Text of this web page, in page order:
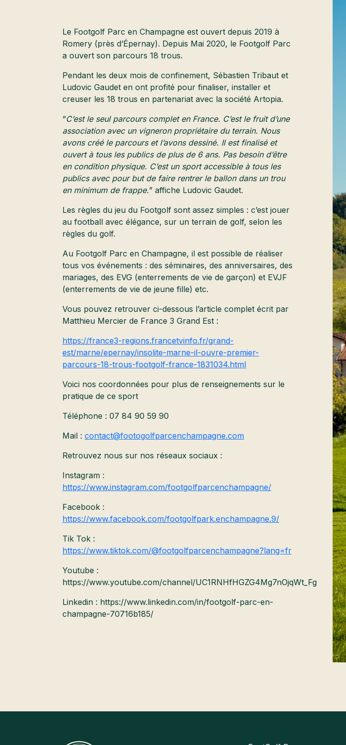
Le Footgolf Parc en Champagne est ouvert depuis 2019 à
Romery (près d’Épernay). Depuis Mai 2020, le Footgolf Parc
a ouvert son parcours 18 trous.
Pendant les deux mois de confinement, Sébastien Tribaut et
Ludovic Gaudet en ont profité pour finaliser, installer et
creuser les 18 trous en partenariat avec la société Artopia.
“C’est le seul parcours complet en France. C’est le fruit d’une
association avec un vigneron propriétaire du terrain. Nous
avons créé le parcours et l’avons dessiné. Il est finalisé et
ouvert à tous les publics de plus de 6 ans. Pas besoin d’être
en condition physique. C’est un sport accessible à tous les
publics avec pour but de faire rentrer le ballon dans un trou
en minimum de frappe.” affiche Ludovic Gaudet.
Les règles du jeu du Footgolf sont assez simples : c’est jouer
au football avec élégance, sur un terrain de golf, selon les
règles du golf.
Au Footgolf Parc en Champagne, il est possible de réaliser
tous vos événements : des séminaires, des anniversaires, des
mariages, des EVG (enterrements de vie de garçon) et EVJF
(enterrements de vie de jeune fille) etc.
Vous pouvez retrouver ci-dessous l’article complet écrit par
Matthieu Mercier de France 3 Grand Est :
https://france3-regions.francetvinfo.fr/grand-
est/marne/epernay/insolite-marne-il-ouvre-premier-
parcours-18-trous-footgolf-france-1831034.html
Voici nos coordonnées pour plus de renseignements sur le
pratique de ce sport
Téléphone : 07 84 90 59 90
Mail : contact@footogolfparcenchampagne.com
Retrouvez nous sur nos réseaux sociaux :
Instagram :
https://www.instagram.com/footgolfparcenchampagne/
Facebook :
https://www.facebook.com/footgolfpark.enchampagne.9/
Tik Tok :
https://www.tiktok.com/@footgolfparcenchampagne?lang=fr
Youtube :
https://www.youtube.com/channel/UC1RNHfHGZG4Mg7nOjqWt_Fg
Linkedin : https://www.linkedin.com/in/footgolf-parc-en-
champagne-70716b185/